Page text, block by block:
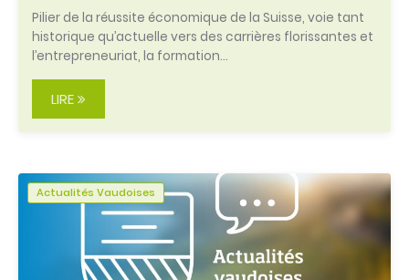
Pilier de la réussite économique de la Suisse, voie tant
historique qu’actuelle vers des carrières florissantes et
l’entrepreneuriat, la formation…
LIRE
Actualités Vaudoises